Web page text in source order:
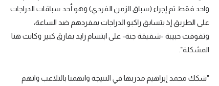
واحد فقط تم إجراء (سباق الزمن الفردي) وهو أحد سباقات الدراجات
على الطريق إذ يتسابق راكبو الدراجات بمفردهم ضد الساعة،
وتفوقت حبيبة -شقيقة جنة- على ابتسام زايد بفارق كبير وكانت هنا
المشكلة".
"شكك محمد إبراهيم مدربها في النتيجة واتهمنا بالتلاعب واتهم